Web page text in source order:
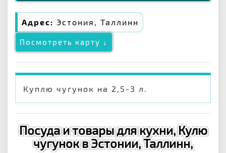
Адрес: Эстония, Таллинн
Посмотреть карту ↓
Куплю чугунок на 2,5-3 л.
Посуда и товары для кухни, Кулю
чугунок в Эстонии, Таллинн,